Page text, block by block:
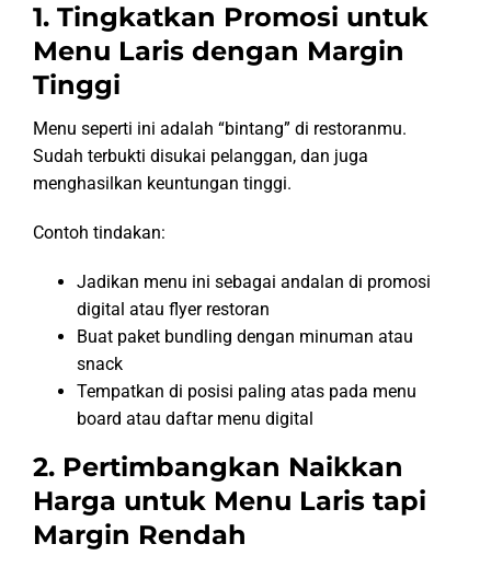
1. Tingkatkan Promosi untuk
Menu Laris dengan Margin
Tinggi
Menu seperti ini adalah “bintang” di restoranmu.
Sudah terbukti disukai pelanggan, dan juga
menghasilkan keuntungan tinggi.
Contoh tindakan:
Jadikan menu ini sebagai andalan di promosi
digital atau flyer restoran
Buat paket bundling dengan minuman atau
snack
Tempatkan di posisi paling atas pada menu
board atau daftar menu digital
2. Pertimbangkan Naikkan
Harga untuk Menu Laris tapi
Margin Rendah